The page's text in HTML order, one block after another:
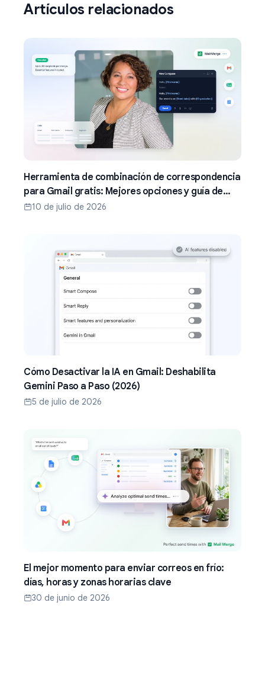
Artículos relacionados
Herramienta de combinación de correspondencia
para Gmail gratis: Mejores opciones y guía de
configuración (2026)
10 de julio de 2026
Cómo Desactivar la IA en Gmail: Deshabilita
Gemini Paso a Paso (2026)
5 de julio de 2026
El mejor momento para enviar correos en frío:
días, horas y zonas horarias clave
30 de junio de 2026